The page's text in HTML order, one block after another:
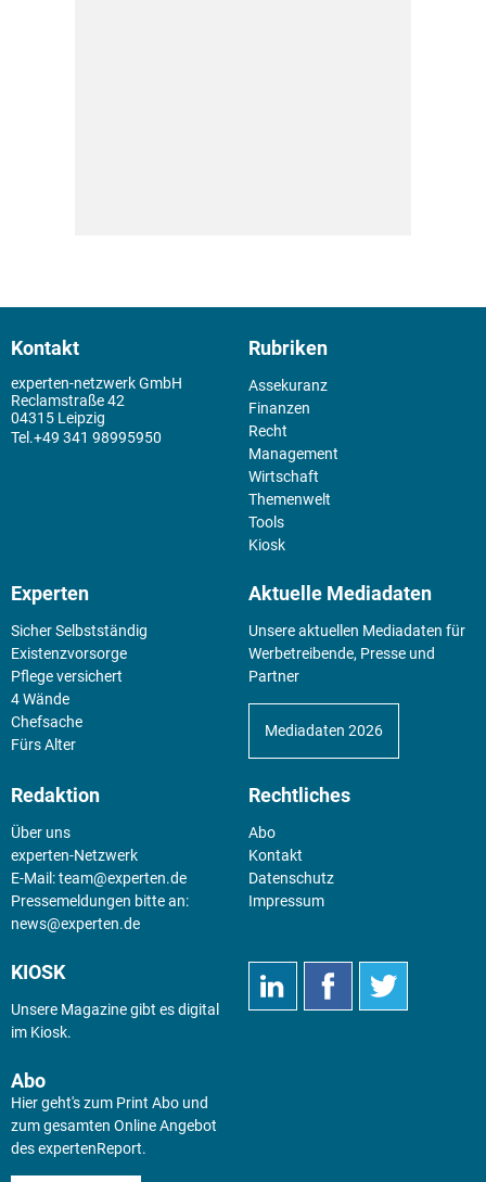
Kontakt
experten-netzwerk GmbH
Reclamstraße 42
04315 Leipzig
+49 341 98995950
Rubriken
Assekuranz
Finanzen
Recht
Management
Wirtschaft
Themenwelt
Tools
Kiosk
Experten
Sicher Selbstständig
Existenz­vorsorge
Pflege versichert
4 Wände
Chefsache
Fürs Alter
Aktuelle Mediadaten
Unsere aktuellen Mediadaten für
Werbetreibende, Presse und
Partner
Mediadaten 2026
Redaktion
Über uns
experten-Netzwerk
E-Mail:team@experten.de
Pressemeldungen bitte an:
news@experten.de
Rechtliches
Abo
Kontakt
Datenschutz
Impressum
KIOSK
Unsere Magazine gibt es digital
im Kiosk.
Abo
Hier geht's zum Print Abo und
zum gesamten Online Angebot
des expertenReport.